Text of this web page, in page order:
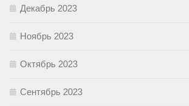
Декабрь 2023
Ноябрь 2023
Октябрь 2023
Сентябрь 2023